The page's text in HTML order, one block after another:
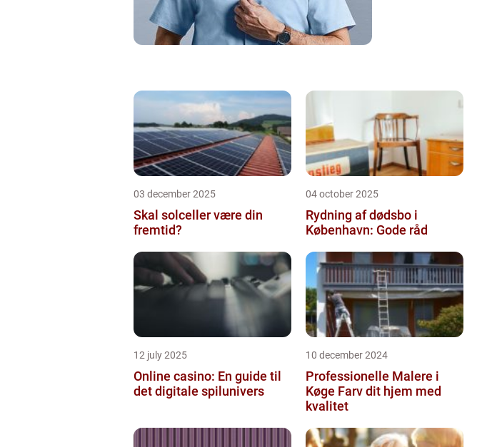
03 december 2025
Skal solceller være din
fremtid?
04 october 2025
Rydning af dødsbo i
København: Gode råd
12 july 2025
Online casino: En guide til
det digitale spilunivers
10 december 2024
Professionelle Malere i
Køge Farv dit hjem med
kvalitet